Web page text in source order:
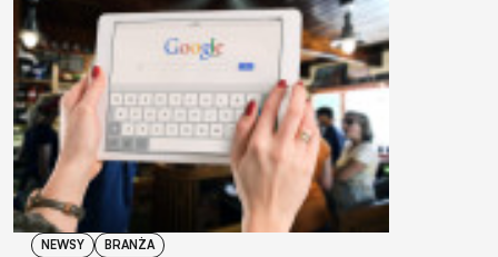
NEWSY BRANŻA